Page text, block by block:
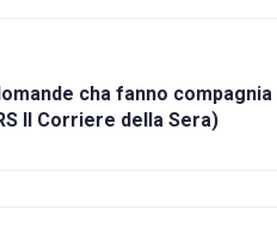
cha fanno compagnia
Il Corriere della Sera)